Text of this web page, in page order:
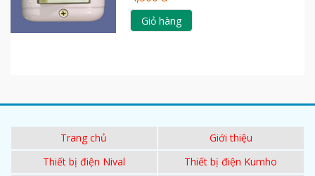
Giỏ hàng
Trang chủ
Giới thiệu
Thiết bị điện Nival
Thiết bị điện Kumho